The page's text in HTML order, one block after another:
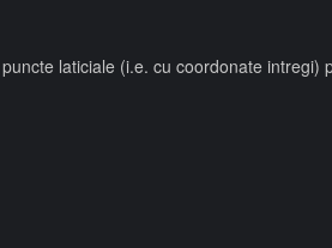
laticiale (i.e. cu coordonate intregi)